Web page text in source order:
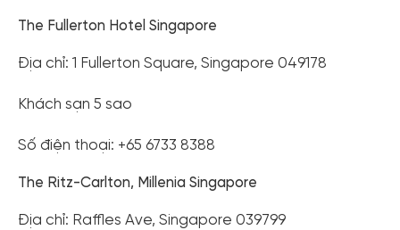
The Fullerton Hotel Singapore
Địa chỉ: 1 Fullerton Square, Singapore 049178
Khách sạn 5 sao
Số điện thoại: +65 6733 8388
The Ritz-Carlton, Millenia Singapore
Địa chỉ: Raffles Ave, Singapore 039799